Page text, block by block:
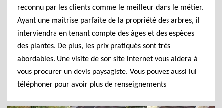
reconnu par les clients comme le meilleur dans le métier.
Ayant une maîtrise parfaite de la propriété des arbres, il
interviendra en tenant compte des âges et des espèces
des plantes. De plus, les prix pratiqués sont très
abordables. Une visite de son site internet vous aidera à
vous procurer un devis paysagiste. Vous pouvez aussi lui
téléphoner pour avoir plus de renseignements.